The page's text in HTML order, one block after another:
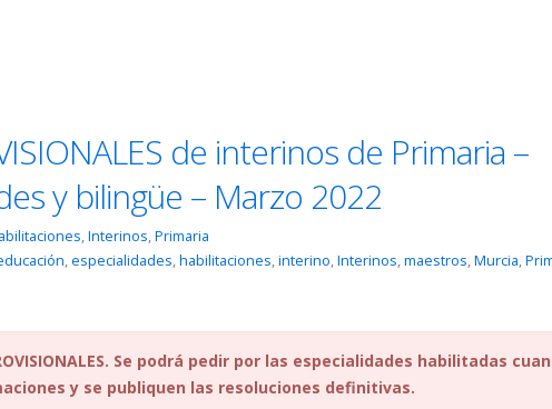
de interinos de Primaria –
y bilingüe – Marzo 2022
,Interinos,Primaria
,especialidades,habilitaciones,interino,Interinos,maestros,Murcia,
Se podrá pedir por las especialidades habilitadas
y se publiquen las resoluciones definitivas.